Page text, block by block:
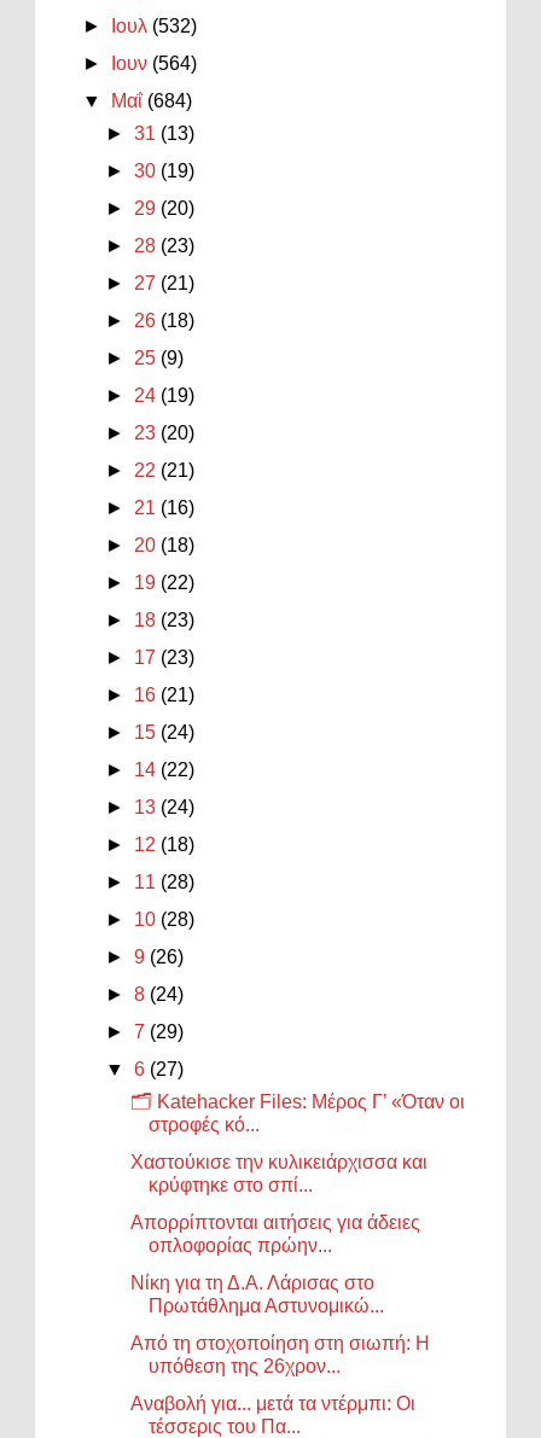
►
Ιουλ (532)
►
Ιουν (564)
▼
Μαΐ (684)
►31 (13)
►30 (19)
► 29 (20)
► 28 (23)
► 27 (21)
► 26 (18)
► 25 (9)
► 24 (19)
► 23 (20)
► 22 (21)
► 21 (16)
► 20 (18)
► 19 (22)
► 18 (23)
► 17 (23)
► 16 (21)
► 15 (24)
► 14 (22)
► 13 (24)
► 12 (18)
► 11 (28)
► 10 (28)
►9 (26)
►8 (24)
►7 (29)
▼6 (27)
🗂️ Katehacker Files: Μέρος Γ’ «Όταν οι
στροφές κό...
Χαστούκισε την κυλικειάρχισσα και
κρύφτηκε στο σπί...
Απορρίπτονται αιτήσεις για άδειες
οπλοφορίας πρώην...
Νίκη για τη Δ.Α. Λάρισας στο
Πρωτάθλημα Αστυνομικώ...
Από τη στοχοποίηση στη σιωπή: Η
υπόθεση της 26χρον...
Αναβολή για... μετά τα ντέρμπι: Οι
τέσσερις του Πα...